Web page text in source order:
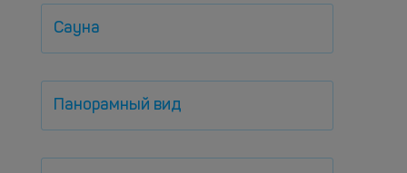
Сауна
Панорамный вид